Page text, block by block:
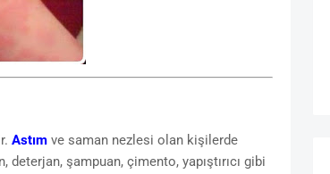
Astımve saman nezlesi olan kişilerde
şampuan, çimento, yapıştırıcı gibi